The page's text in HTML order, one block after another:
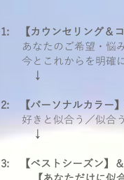
1: 【カウンセリング＆コ
あなたのご希望・悩
今とこれからを明確に
↓
2: 【パーソナルカラー
好きと似合う／似合
↓
3: 【ベストシーズン】＆